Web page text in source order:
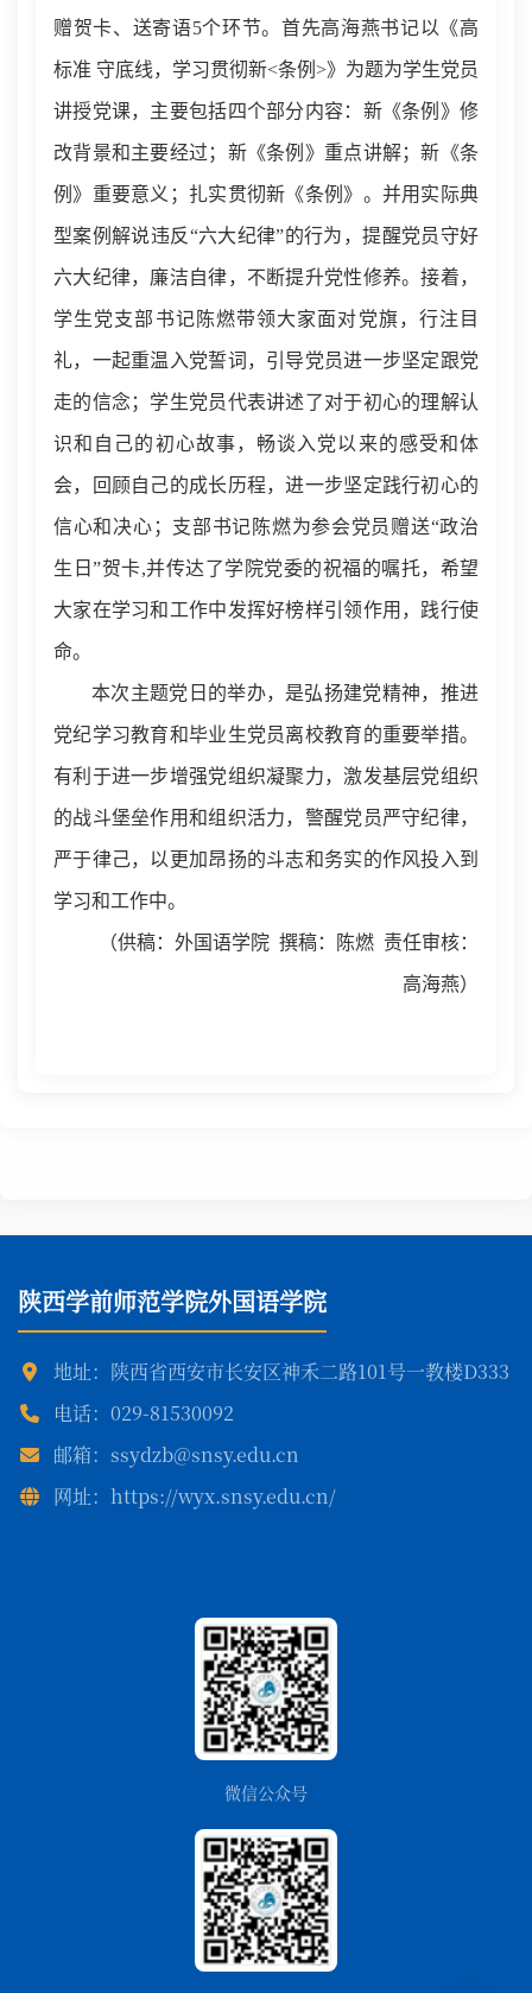
赠贺卡、送寄语5个环节。首先高海燕书记以《高
标准 守底线，学习贯彻新<条例>》为题为学生党员
讲授党课，主要包括四个部分内容：新《条例》修
改背景和主要经过；新《条例》重点讲解；新《条
例》重要意义；扎实贯彻新《条例》。并用实际典
型案例解说违反“六大纪律”的行为，提醒党员守好
六大纪律，廉洁自律，不断提升党性修养。接着，
学生党支部书记陈燃带领大家面对党旗，行注目
礼，一起重温入党誓词，引导党员进一步坚定跟党
走的信念；学生党员代表讲述了对于初心的理解认
识和自己的初心故事，畅谈入党以来的感受和体
会，回顾自己的成长历程，进一步坚定践行初心的
信心和决心；支部书记陈燃为参会党员赠送“政治
生日”贺卡,并传达了学院党委的祝福的嘱托，希望
大家在学习和工作中发挥好榜样引领作用，践行使
命。
本次主题党日的举办，是弘扬建党精神，推进
党纪学习教育和毕业生党员离校教育的重要举措。
有利于进一步增强党组织凝聚力，激发基层党组织
的战斗堡垒作用和组织活力，警醒党员严守纪律，
严于律己，以更加昂扬的斗志和务实的作风投入到
学习和工作中。
（供稿：外国语学院 撰稿：陈燃 责任审核：
高海燕）
陕西学前师范学院外国语学院
地址：陕西省西安市长安区神禾二路101号一教楼D333
电话：029-81530092
邮箱：ssydzb@snsy.edu.cn
网址：https://wyx.snsy.edu.cn/
微信公众号